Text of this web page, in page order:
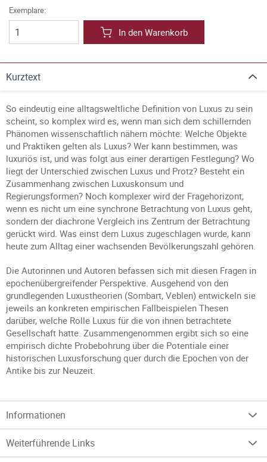
Exemplare:
In den Warenkorb
Kurztext
So eindeutig eine alltagsweltliche Definition von Luxus zu sein
scheint, so komplex wird es, wenn man sich dem schillernden
Phänomen wissenschaftlich nähern möchte: Welche Objekte
und Praktiken gelten als Luxus? Wer kann bestimmen, was
luxuriös ist, und was folgt aus einer derartigen Festlegung? Wo
liegt der Unterschied zwischen Luxus und Protz? Besteht ein
Zusammenhang zwischen Luxuskonsum und
Regierungsformen? Noch komplexer wird der Fragehorizont,
wenn es nicht um eine synchrone Betrachtung von Luxus geht,
sondern der diachrone Vergleich ins Zentrum der Betrachtung
gerückt wird. Was einst dem Luxus zugeschlagen wurde, kann
heute zum Alltag einer wachsenden Bevölkerungszahl gehören.
Die Autorinnen und Autoren befassen sich mit diesen Fragen in
epochenübergreifender Perspektive. Ausgehend von den
grundlegenden Luxustheorien (Sombart, Veblen) entwickeln sie
jeweils an konkreten empirischen Fallbeispielen Thesen
darüber, welche Rolle Luxus für die von ihnen betrachtete
Gesellschaft hatte. Zusammengenommen ergibt sich so eine
empirisch dichte Probebohrung über die Potentiale einer
historischen Luxusforschung quer durch die Epochen von der
Antike bis zur Neuzeit.
Informationen
Weiterführende Links